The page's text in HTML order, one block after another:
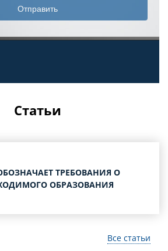
Статьи
ТРЕБОВАНИЯ О
ОБРАЗОВАНИЯ
Все статьи